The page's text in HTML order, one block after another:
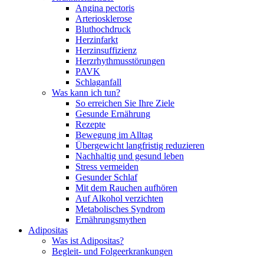
Angina pectoris
Arteriosklerose
Bluthochdruck
Herzinfarkt
Herzinsuffizienz
Herzrhythmusstörungen
PAVK
Schlaganfall
Was kann ich tun?
So erreichen Sie Ihre Ziele
Gesunde Ernährung
Rezepte
Bewegung im Alltag
Übergewicht langfristig reduzieren
Nachhaltig und gesund leben
Stress vermeiden
Gesunder Schlaf
Mit dem Rauchen aufhören
Auf Alkohol verzichten
Metabolisches Syndrom
Ernährungsmythen
Adipositas
Was ist Adipositas?
Begleit- und Folgeerkrankungen